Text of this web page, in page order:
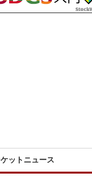
ットニュース